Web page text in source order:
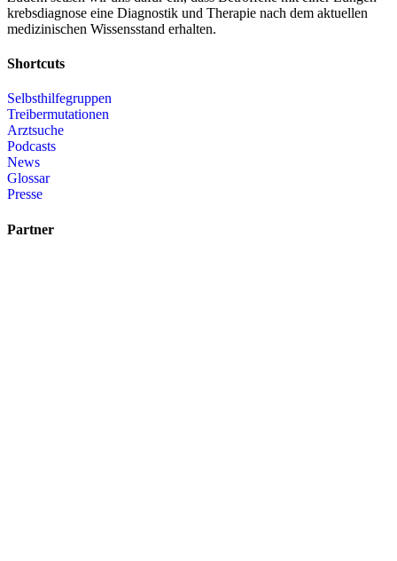
krebsdiagnose eine Diagnostik und Therapie nach dem aktuellen
medizinischen Wissensstand erhalten.
Shortcuts
Selbsthilfegruppen
Treibermutationen
Arztsuche
Podcasts
News
Glossar
Presse
Partner